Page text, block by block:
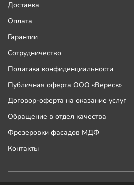
Доставка
Оплата
Гарантии
Сотрудничество
Политика конфиденциальности
Публичная оферта ООО «Вереск»
Договор-оферта на оказание услуг
Обращение в отдел качества
Фрезеровки фасадов МДФ
Контакты